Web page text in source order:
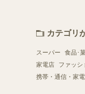
カテゴリ
スーパー 食品･
家電店
ファッシ
携帯・通信・家電